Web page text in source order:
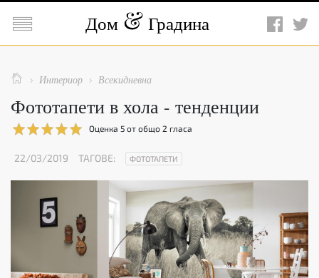
 Дом Градина
  Интериор  Всекидневна
Фототапети в хола - тенденции
Оценка 5 от общо 2 гласа
22/03/2019 ТАГОВЕ: ФОТОТАПЕТИ